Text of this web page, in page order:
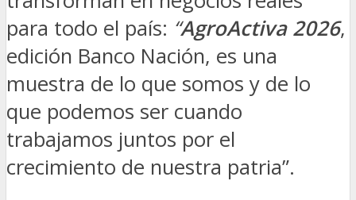
para todo el país: “AgroActiva 2026,
edición Banco Nación, es una
muestra de lo que somos y de lo
que podemos ser cuando
trabajamos juntos por el
crecimiento de nuestra patria”.